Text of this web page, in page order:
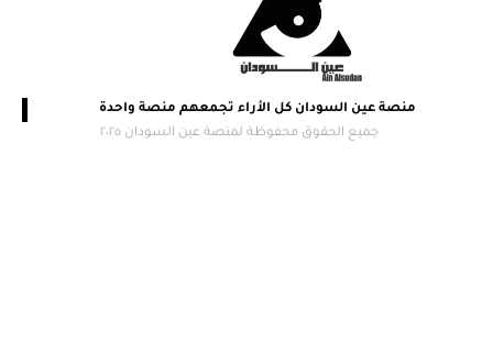
منصة عين السودان كل الأراء تجمعهم منصة واحدة
جميع الحقوق محفوظة لمنصة عين السودان ٢٠٢٥